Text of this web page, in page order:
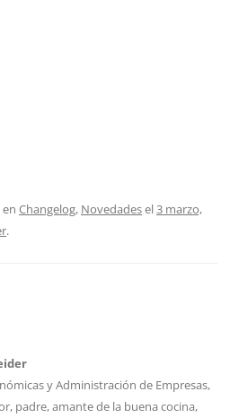
Changelog, Novedadesel3 marzo,
.
y Administración de Empresas,
padre, amante de la buena cocina,